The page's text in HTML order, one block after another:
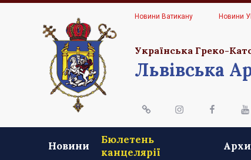
Новини Ватикану Новини
Українська Греко-
Львівська
Новини
Бюлетень
канцелярії